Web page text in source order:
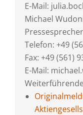
E-Mail:
Michael
Pressesprecher
Telefon: +49
Fax: +49 (561)
E-Mail: